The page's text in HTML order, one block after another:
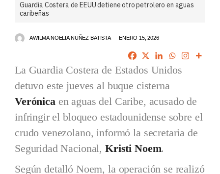
Guardia Costera de EEUU detiene otro petrolero en aguas
caribeñas
AWILMA NOELIA NUÑEZ BATISTA ENERO 15, 2026
La Guardia Costera de Estados Unidos
detuvo este jueves al buque cisterna
Verónicaen aguas del Caribe, acusado de
infringir el bloqueo estadounidense sobre el
crudo venezolano, informó la secretaria de
Seguridad Nacional,Kristi Noem.
Según detalló Noem, la operación se realizó